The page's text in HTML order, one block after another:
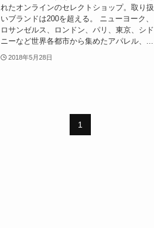
れたオンラインのセレクトショップ。取り扱
いブランドは200を超える。 ニューヨーク、
ロサンゼルス、ロンドン、パリ、東京、シド
ニーなど世界各都市から集めたアパレル、...
2018年5月28日
1